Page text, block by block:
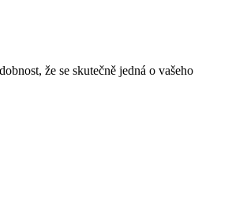
že se skutečně jedná o vašeho